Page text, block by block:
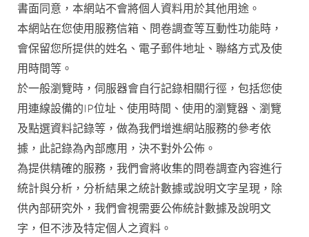
書面同意，本網站不會將個人資料用於其他用途。
本網站在您使用服務信箱、問卷調查等互動性功能時，
會保留您所提供的姓名、電子郵件地址、聯絡方式及使
用時間等。
於一般瀏覽時，伺服器會自行記錄相關行徑，包括您使
用連線設備的IP位址、使用時間、使用的瀏覽器、瀏覽
及點選資料記錄等，做為我們增進網站服務的參考依
據，此記錄為內部應用，決不對外公佈。
為提供精確的服務，我們會將收集的問卷調查內容進行
統計與分析，分析結果之統計數據或說明文字呈現，除
供內部研究外，我們會視需要公佈統計數據及說明文
字，但不涉及特定個人之資料。